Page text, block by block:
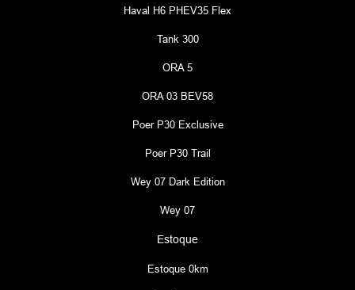
Haval H6 PHEV35 Flex
Tank 300
ORA 5
ORA 03 BEV58
Poer P30 Exclusive
Poer P30 Trail
Wey 07 Dark Edition
Wey 07
Estoque
Estoque 0km